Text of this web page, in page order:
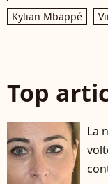
Kylian Mbappé
Top
La